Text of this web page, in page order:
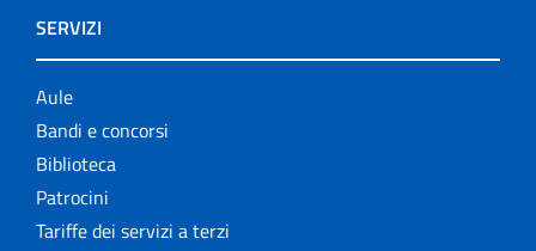
SERVIZI
Aule
Bandi e concorsi
Biblioteca
Patrocini
Tariffe dei servizi a terzi